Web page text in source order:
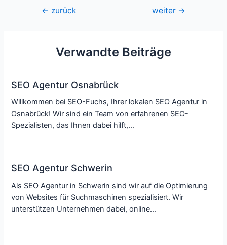
Beitragsnavigation
← zurück weiter →
Verwandte Beiträge
SEO Agentur Osnabrück
Willkommen bei SEO-Fuchs, Ihrer lokalen SEO Agentur in
Osnabrück! Wir sind ein Team von erfahrenen SEO-
Spezialisten, das Ihnen dabei hilft,…
SEO Agentur Schwerin
Als SEO Agentur in Schwerin sind wir auf die Optimierung
von Websites für Suchmaschinen spezialisiert. Wir
unterstützen Unternehmen dabei, online…